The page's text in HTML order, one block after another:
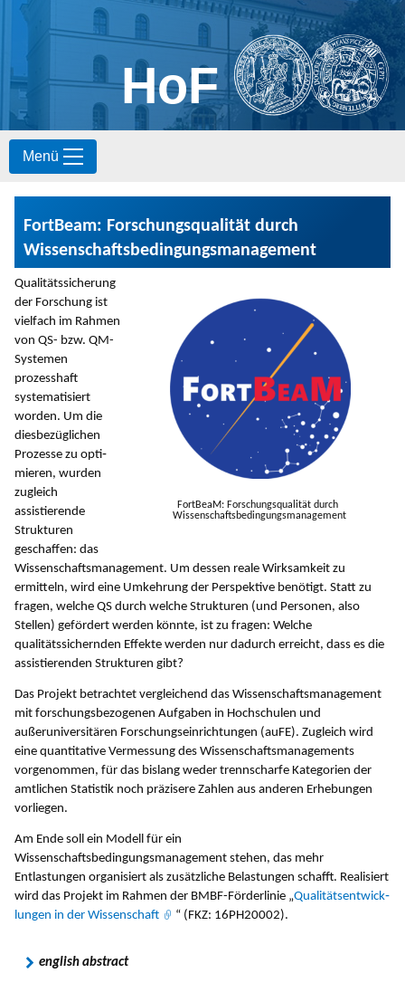
HoF
Menü
FortBeam: Forschungsqualität durch
Wissenschaftsbedingungsmanagement
FortBeaM: Forschungsqualität durch
Wissenschaftsbedingungsmanagement
Qualitätssicherung
der Forschung ist
vielfach im Rahmen
von QS- bzw. QM-
Sys­te­men
prozesshaft
systematisiert
worden. Um die
diesbezüglichen
Prozesse zu op­ti­
mie­ren, wurden
zugleich
assistierende
Strukturen
geschaffen: das
Wissenschaftsma­nagement. Um dessen reale Wirksamkeit zu
ermitteln, wird eine Umkehrung der Perspektive benötigt. Statt zu
fragen, welche QS durch welche Strukturen (und Personen, also
Stellen) gefördert werden könnte, ist zu fragen: Welche
qualitätssichernden Effekte werden nur dadurch erreicht, dass es die
assistierenden Struk­turen gibt?
Das Projekt betrachtet vergleichend das Wissenschaftsmanagement
mit forschungsbezogenen Aufgaben in Hochschulen und
außeruniversitären Forschungseinrichtungen (auFE). Zugleich wird
eine quantitative Vermessung des Wissenschaftsmanagements
vorgenommen, für das bislang weder trennscharfe Kategorien der
amtlichen Statistik noch präzisere Zahlen aus anderen Erhebungen
vorliegen.
Am Ende soll ein Modell für ein
Wissenschaftsbedingungsmanagement stehen, das mehr
Entlastungen organisiert als zusätzliche Belastungen schafft. Re­alisiert
wird das Projekt im Rahmen der BMBF-Förderlinie „Qua­litätsent­wick­
lun­gen in der Wissenschaft
“ (FKZ: 16PH20002).
english abstract